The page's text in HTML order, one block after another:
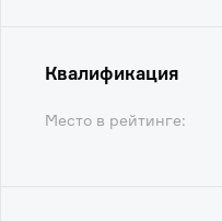
Квалификация
Место в рейтинге: